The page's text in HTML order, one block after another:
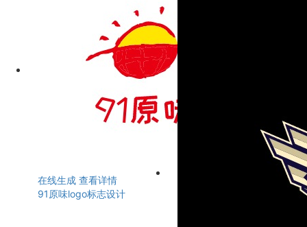
在线生成 查看详情
91原味logo标志设计